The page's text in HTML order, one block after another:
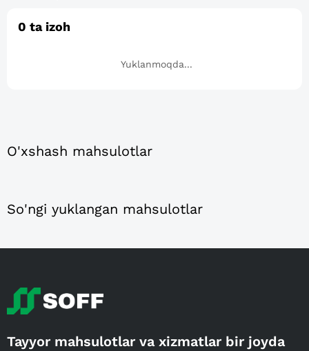
0 ta izoh
Yuklanmoqda...
O'xshash mahsulotlar
So'ngi yuklangan mahsulotlar
Tayyor mahsulotlar va xizmatlar bir joyda